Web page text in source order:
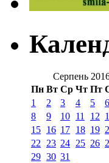
Серпень
Пн Вт Ср Чт Пт
1
2 3 4 5 6
8
9 10 11 12
15 16 17 18 19
22
23 24 25 26
29 30 31